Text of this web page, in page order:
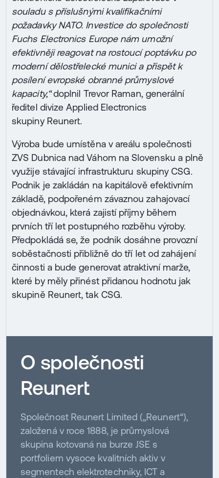
souladu s příslušnými kvalifikačními
požadavky NATO. Investice do společnosti
Fuchs Electronics Europe nám umožní
efektivněji reagovat na rostoucí poptávku po
moderní dělostřelecké munici a přispět k
posílení evropské obranné průmyslové
kapacity,“doplnil Trevor Raman, generální
ředitel divize Applied Electronics
skupiny Reunert.
Výroba bude umístěna v areálu společnosti
ZVS Dubnica nad Váhom na Slovensku a plně
využije stávající infrastrukturu skupiny CSG.
Podnik je zakládán na kapitálově efektivním
základě, podpořeném závaznou zahajovací
objednávkou, která zajistí příjmy během
prvních tří let postupného rozběhu výroby.
Předpokládá se, že podnik dosáhne provozní
soběstačnosti přibližně do tří let od zahájení
činnosti a bude generovat atraktivní marže,
které by měly přinést přidanou hodnotu jak
skupině Reunert, tak CSG.
O společnosti
Reunert
Společnost Reunert Limited („Reunert“),
založená v roce 1888, je průmyslová
skupina kotovaná na burze JSE s
portfoliem vysoce kvalitních aktiv v
segmentech elektrotechniky, ICT a